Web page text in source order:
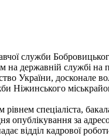
служби
державній службі на
України, досконале
Ніжинського
спеціаліста,
опублікування за
відділ кадрової